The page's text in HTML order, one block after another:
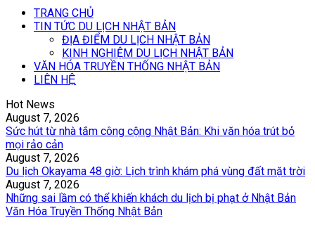
TRANG CHỦ
TIN TỨC DU LỊCH NHẬT BẢN
ĐỊA ĐIỂM DU LỊCH NHẬT BẢN
KINH NGHIỆM DU LỊCH NHẬT BẢN
VĂN HÓA TRUYỀN THỐNG NHẬT BẢN
LIÊN HỆ
Hot News
August 7, 2026
Sức hút từ nhà tắm công cộng Nhật Bản: Khi văn hóa trút bỏ
mọi rảo cản
August 7, 2026
Du lịch Okayama 48 giờ: Lịch trình khám phá vùng đất mặt trời
August 7, 2026
Những sai lầm có thể khiến khách du lịch bị phạt ở Nhật Bản
Văn Hóa Truyền Thống Nhật Bản